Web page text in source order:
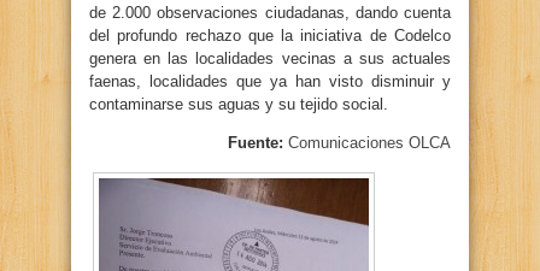
de 2.000 observaciones ciudadanas, dando cuenta
del profundo rechazo que la iniciativa de Codelco
genera en las localidades vecinas a sus actuales
faenas, localidades que ya han visto disminuir y
contaminarse sus aguas y su tejido social.
Fuente: Comunicaciones OLCA